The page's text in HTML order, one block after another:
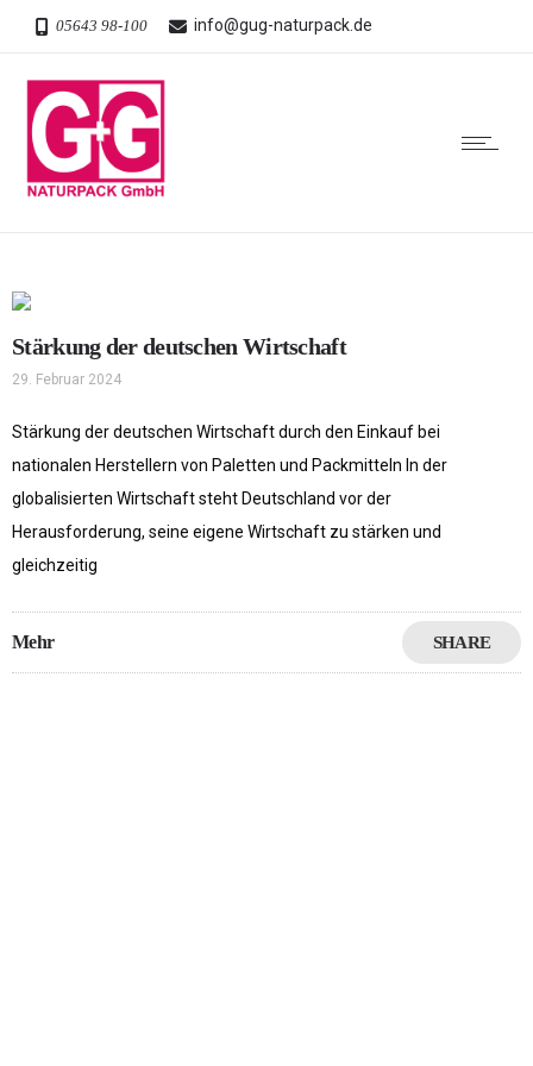
05643 98-100 info@gug-naturpack.de
Stärkung der deutschen Wirtschaft
29. Februar 2024
Stärkung der deutschen Wirtschaft durch den Einkauf bei
nationalen Herstellern von Paletten und Packmitteln In der
globalisierten Wirtschaft steht Deutschland vor der
Herausforderung, seine eigene Wirtschaft zu stärken und
gleichzeitig
Mehr SHARE